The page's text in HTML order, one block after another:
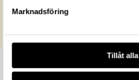
Marknadsföring
Tillåt alla
Mer information om licenser hos